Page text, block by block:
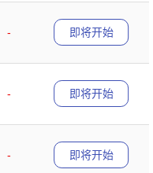
-
即将开始
-
即将开始
-
即将开始